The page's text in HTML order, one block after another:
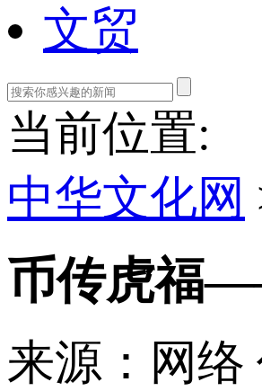
文贸
当前位置:
中华文化网
币传虎福
来源：网络